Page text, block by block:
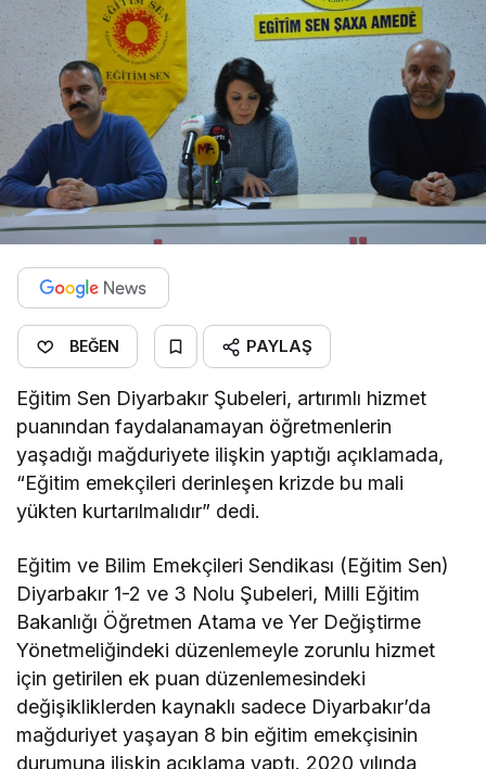
BEĞEN PAYLAŞ
Eğitim Sen Diyarbakır Şubeleri, artırımlı hizmet
puanından faydalanamayan öğretmenlerin
yaşadığı mağduriyete ilişkin yaptığı açıklamada,
“Eğitim emekçileri derinleşen krizde bu mali
yükten kurtarılmalıdır” dedi.
Eğitim ve Bilim Emekçileri Sendikası (Eğitim Sen)
Diyarbakır 1-2 ve 3 Nolu Şubeleri, Milli Eğitim
Bakanlığı Öğretmen Atama ve Yer Değiştirme
Yönetmeliğindeki düzenlemeyle zorunlu hizmet
için getirilen ek puan düzenlemesindeki
değişikliklerden kaynaklı sadece Diyarbakır’da
mağduriyet yaşayan 8 bin eğitim emekçisinin
durumuna ilişkin açıklama yaptı. 2020 yılında